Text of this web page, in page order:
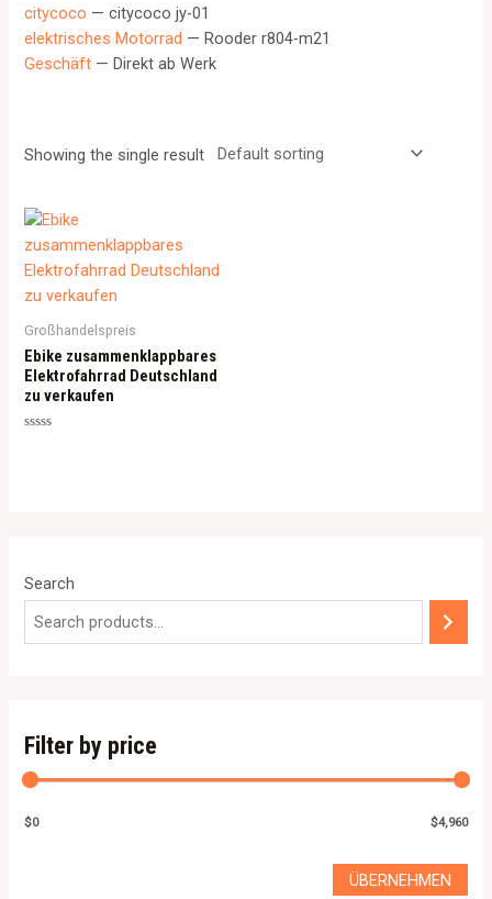
Search
Filter by price
$0 $4,960
ÜBERNEHMEN
citycoco — citycoco jy-01
elektrisches Motorrad — Rooder r804-m21
Geschäft — Direkt ab Werk
Showing the single result
Großhandelspreis
Ebike zusammenklappbares
Elektrofahrrad Deutschland
zu verkaufen